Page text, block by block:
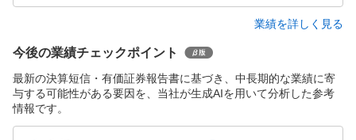
業績を詳しく見る
今後の業績チェックポイント
最新の決算短信・有価証券報告書に基づき、中長期的な業績に寄
与する可能性がある要因を、当社が生成AIを用いて分析した参考
情報です。